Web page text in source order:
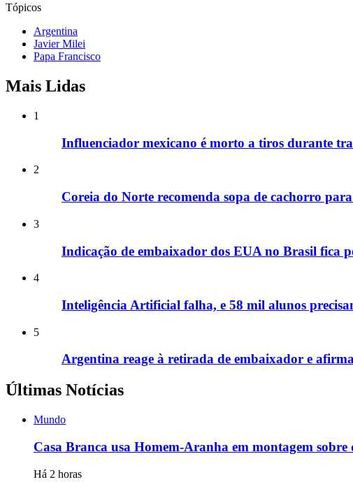
Tópicos
Argentina
Javier Milei
Papa Francisco
Mais Lidas
1
Influenciador mexicano é morto a tiros durante
2
Coreia do Norte recomenda sopa de cachorro
3
Indicação de embaixador dos EUA no Brasil fica
4
Inteligência Artificial falha, e 58 mil alunos
5
Argentina reage à retirada de embaixador e
Últimas Notícias
Mundo
Casa Branca usa Homem-Aranha em montagem
Há 2 horas